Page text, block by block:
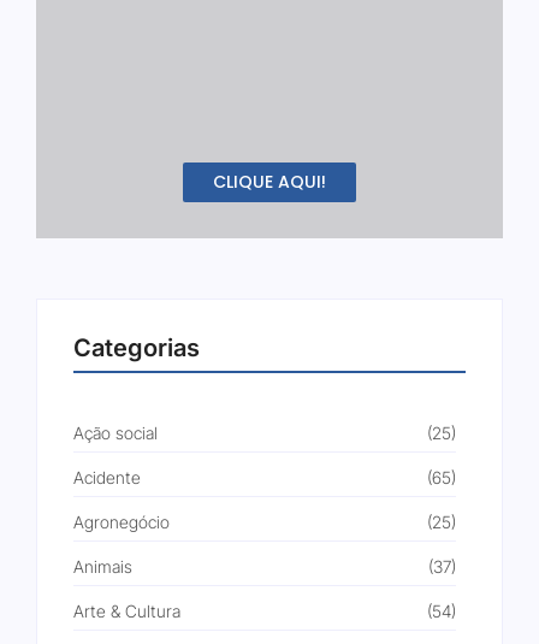
CLIQUE AQUI!
Categorias
Ação social (25)
Acidente (65)
Agronegócio (25)
Animais (37)
Arte & Cultura (54)